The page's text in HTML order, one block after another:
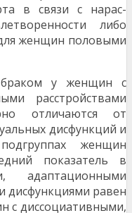
в связи с нарас­
либо
женщин половы­ми
браком у женщин с
рас­стройствами
отлича­ются от
дисфункций и
женщин
пока­затель в
адаптацион­ными
дисфункци­ями равен
с дис­социативными,